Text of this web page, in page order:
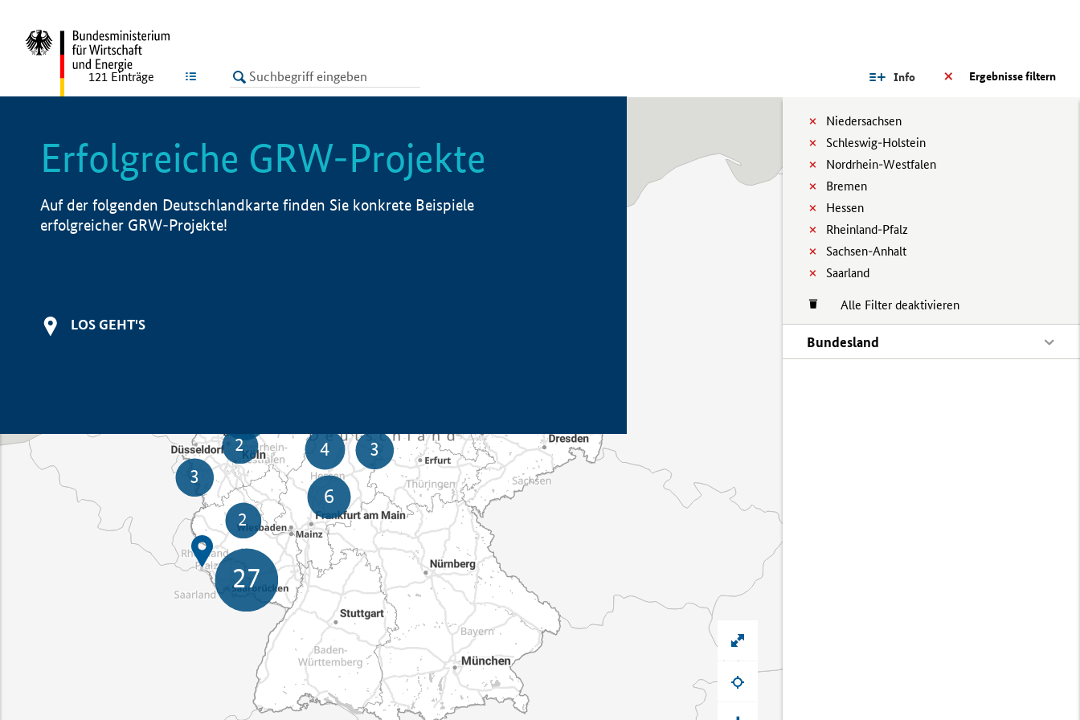
LISTE Ergebnisse filtern
Info
Niedersachsen
Schleswig-Holstein
Nordrhein-Westfalen
Bremen
Hessen
Rheinland-Pfalz
Sachsen-Anhalt
Saarland
Alle Filter deaktivieren
Bundesland
121 Einträge
Erfolgreiche GRW-Projekte
Auf der folgenden Deutschlandkarte finden Sie konkrete Beispiele
erfolgreicher GRW-Projekte!
LOS GEHT'S